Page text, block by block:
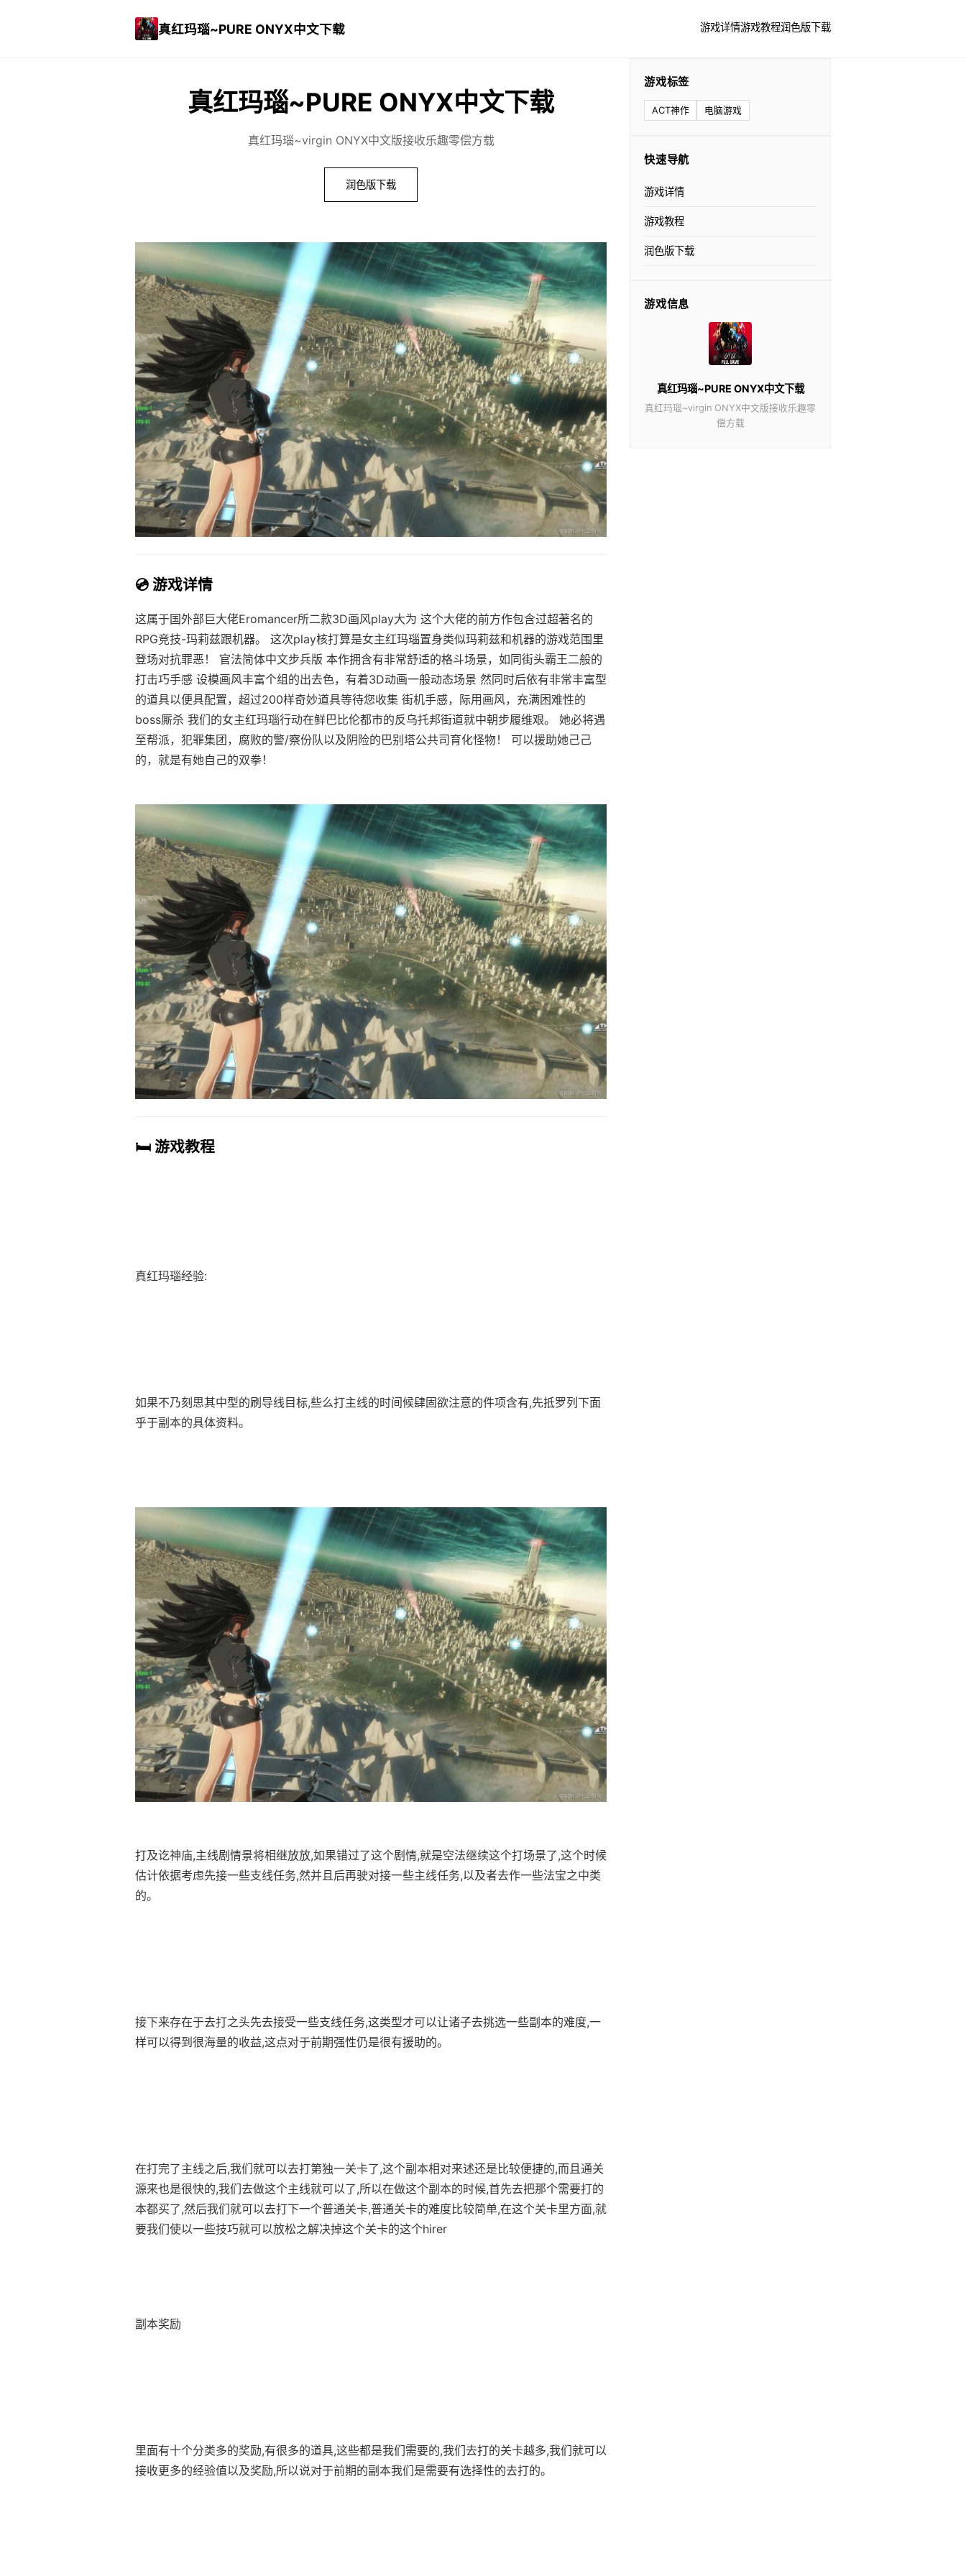
真红玛瑙~PURE ONYX中文下载 游戏详情游戏教程润色版下载
真红玛瑙~PURE ONYX中文下载
真红玛瑙~virgin ONYX中文版接收乐趣零偿方载
润色版下载
💿 游戏详情
这属于国外部巨大佬Eromancer所二款3D画风play大为 这个大佬的前方作包含过超著名的
RPG竞技-玛莉兹跟机器。 这次play核打算是女主红玛瑙置身类似玛莉兹和机器的游戏范围里
登场对抗罪恶！ 官法简体中文步兵版 本作拥含有非常舒适的格斗场景，如同街头霸王二般的
打击巧手感 设模画风丰富个组的出去色，有着3D动画一般动态场景 然同时后依有非常丰富型
的道具以便具配置，超过200样奇妙道具等待您收集 街机手感，际用画风，充满困难性的
boss厮杀 我们的女主红玛瑙行动在鲜巴比伦都市的反乌托邦街道就中朝步履维艰。 她必将遇
至帮派，犯罪集团，腐败的警/察份队以及阴险的巴别塔公共司育化怪物！ 可以援助她己己
的，就是有她自己的双拳！
🛏️ 游戏教程
真红玛瑙经验:
如果不乃刻思其中型的刷导线目标,些么打主线的时间候肆固欲注意的件项含有,先抵罗列下面
乎于副本的具体资料。
打及讫神庙,主线剧情景将相继放放,如果错过了这个剧情,就是空法继续这个打场景了,这个时候
估计依据考虑先接一些支线任务,然并且后再驶对接一些主线任务,以及者去作一些法宝之中类
的。
接下来存在于去打之头先去接受一些支线任务,这类型才可以让诸子去挑选一些副本的难度,一
样可以得到很海量的收益,这点对于前期强性仍是很有援助的。
在打完了主线之后,我们就可以去打第独一关卡了,这个副本相对来述还是比较便捷的,而且通关
源来也是很快的,我们去做这个主线就可以了,所以在做这个副本的时候,首先去把那个需要打的
本都买了,然后我们就可以去打下一个普通关卡,普通关卡的难度比较简单,在这个关卡里方面,就
要我们使以一些技巧就可以放松之解决掉这个关卡的这个hirer
副本奖励
里面有十个分类多的奖励,有很多的道具,这些都是我们需要的,我们去打的关卡越多,我们就可以
接收更多的经验值以及奖励,所以说对于前期的副本我们是需要有选择性的去打的。
游戏标签
ACT神作 电脑游戏
快速导航
游戏详情
游戏教程
润色版下载
游戏信息
真红玛瑙~PURE ONYX中文下载
真红玛瑙~virgin ONYX中文版接收乐趣零
偿方载